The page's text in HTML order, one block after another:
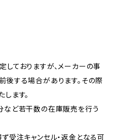
ておりますが、メーカーの事
後する場合があります。その際
ます。
など若干数の在庫販売を行う
受注キャンセル・返金となる可